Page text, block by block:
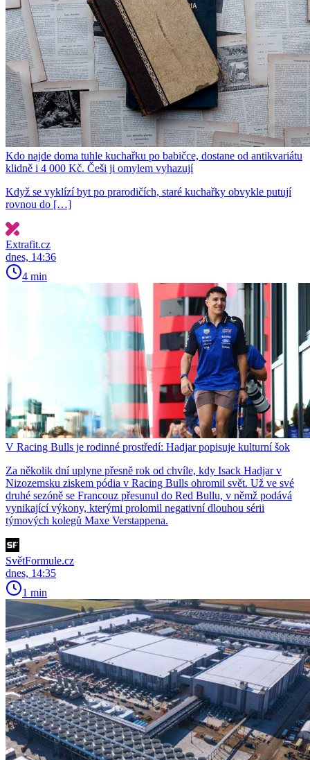
Kdo najde doma tuhle kuchařku po babičce, dostane od antikvariátu
klidně i 4 000 Kč. Češi ji omylem vyhazují
Když se vyklízí byt po prarodičích, staré kuchařky obvykle putují
rovnou do […]
Extrafit.cz
dnes, 14:36
4 min
V Racing Bulls je rodinné prostředí: Hadjar popisuje kulturní šok
Za několik dní uplyne přesně rok od chvíle, kdy Isack Hadjar v
Nizozemsku ziskem pódia v Racing Bulls ohromil svět. Už ve své
druhé sezóně se Francouz přesunul do Red Bullu, v němž podává
vynikající výkony, kterými prolomil negativní dlouhou sérii
týmových kolegů Maxe Verstappena.
SvětFormule.cz
dnes, 14:35
1 min